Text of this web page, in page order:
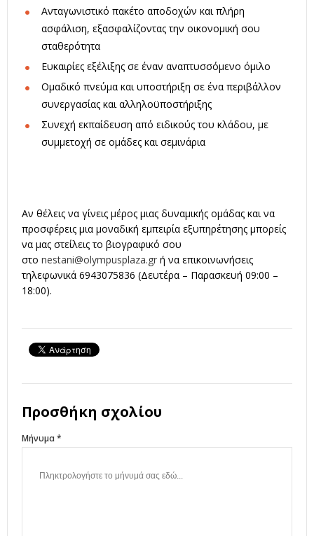
Ανταγωνιστικό πακέτο αποδοχών και πλήρη
ασφάλιση, εξασφαλίζοντας την οικονομική σου
σταθερότητα
Ευκαιρίες εξέλιξης σε έναν αναπτυσσόμενο όμιλο
Ομαδικό πνεύμα και υποστήριξη σε ένα περιβάλλον
συνεργασίας και αλληλοϋποστήριξης
Συνεχή εκπαίδευση από ειδικούς του κλάδου, με
συμμετοχή σε ομάδες και σεμινάρια
Αν θέλεις να γίνεις μέρος μιας δυναμικής ομάδας και να
προσφέρεις μια μοναδική εμπειρία εξυπηρέτησης μπορείς
να μας στείλεις το βιογραφικό σου
στο nestani@olympusplaza.gr ή να επικοινωνήσεις
τηλεφωνικά 6943075836 (Δευτέρα – Παρασκευή 09:00 –
18:00).
Προσθήκη σχολίου
Μήνυμα *